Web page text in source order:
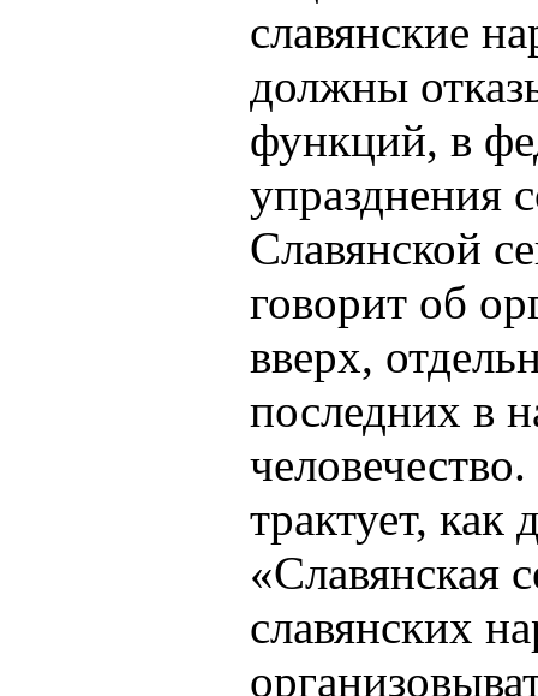
славянские
должны
функций, в
упразднения
Славянской
говорит об
вверх,
последних в
трактует, как
«Славянская
славянских